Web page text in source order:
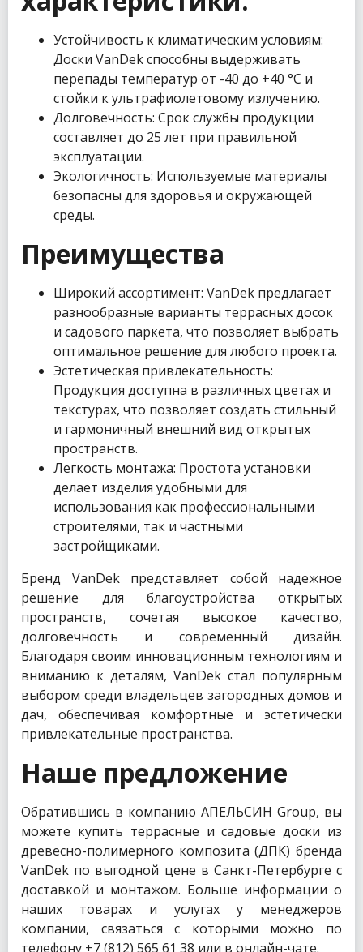
Устойчивость к климатическим условиям:
Доски VanDek способны выдерживать
перепады температур от -40 до +40 °C и
стойки к ультрафиолетовому излучению.
Долговечность: Срок службы продукции
составляет до 25 лет при правильной
эксплуатации.
Экологичность: Используемые материалы
безопасны для здоровья и окружающей
среды.
Преимущества
Широкий ассортимент: VanDek предлагает
разнообразные варианты террасных досок
и садового паркета, что позволяет выбрать
оптимальное решение для любого проекта.
Эстетическая привлекательность:
Продукция доступна в различных цветах и
текстурах, что позволяет создать стильный
и гармоничный внешний вид открытых
пространств.
Легкость монтажа: Простота установки
делает изделия удобными для
использования как профессиональными
строителями, так и частными
застройщиками.
Бренд VanDek представляет собой надежное
решение для благоустройства открытых
пространств, сочетая высокое качество,
долговечность и современный дизайн.
Благодаря своим инновационным технологиям и
вниманию к деталям, VanDek стал популярным
выбором среди владельцев загородных домов и
дач, обеспечивая комфортные и эстетически
привлекательные пространства.
Наше предложение
Обратившись в компанию АПЕЛЬСИН Group, вы
можете купить террасные и садовые доски из
древесно-полимерного композита (ДПК) бренда
VanDek по выгодной цене в Санкт-Петербурге с
доставкой и монтажом. Больше информации о
наших товарах и услугах у менеджеров
компании, связаться с которыми можно по
телефону +7 (812) 565 61 38 или в онлайн-чате.